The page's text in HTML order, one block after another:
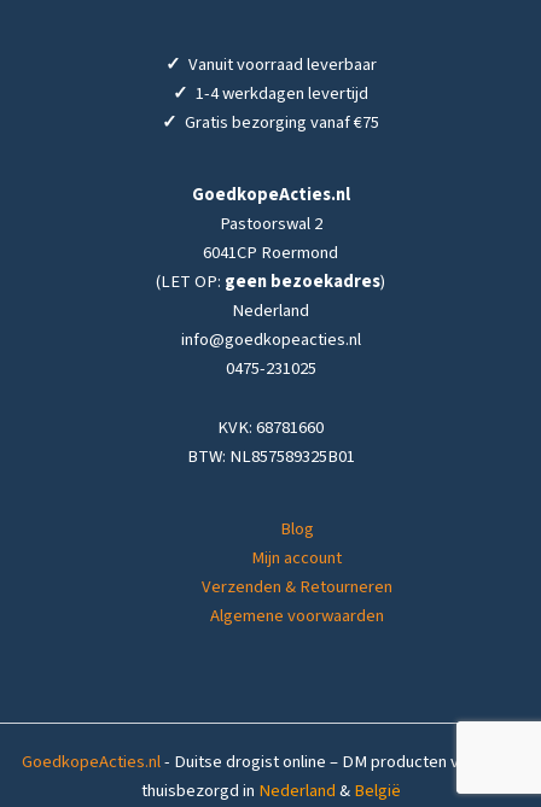
✓ Vanuit voorraad leverbaar
✓ 1-4 werkdagen levertijd
✓ Gratis bezorging vanaf €75
GoedkopeActies.nl
Pastoorswal 2
6041CP Roermond
(LET OP: geen bezoekadres)
Nederland
info@goedkopeacties.nl
0475-231025
KVK: 68781660
BTW: NL857589325B01
Blog
Mijn account
Verzenden & Retourneren
Algemene voorwaarden
GoedkopeActies.nl- Duitse drogist online – DM producten voordelig
thuisbezorgd in Nederland&België